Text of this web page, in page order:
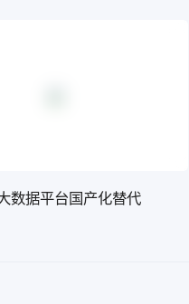
数据平台国产化替代